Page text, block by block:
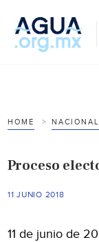
HOME
Proceso
11 JUNIO 2018
11 de junio de